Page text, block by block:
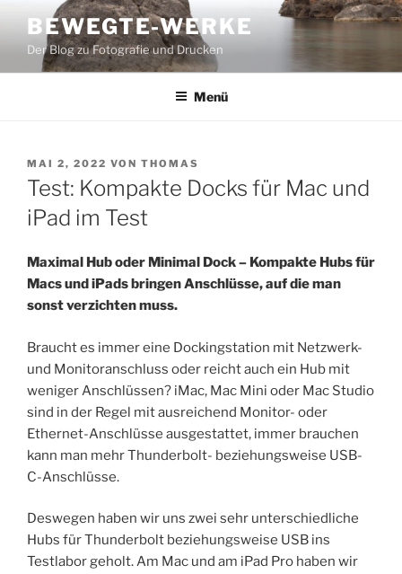
Inhalt
springen
BEWEGTE-WERKE
Der Blog zu Fotografie und Drucken
Menü
VERÖFFENTLICHT
AM
MAI 2, 2022 VON THOMAS
Test: Kompakte Docks für Mac und
iPad im Test
Maximal Hub oder Minimal Dock – Kompakte Hubs für
Macs und iPads bringen Anschlüsse, auf die man
sonst verzichten muss.
Braucht es immer eine Dockingstation mit Netzwerk-
und Monitoranschluss oder reicht auch ein Hub mit
weniger Anschlüssen? iMac, Mac Mini oder Mac Studio
sind in der Regel mit ausreichend Monitor- oder
Ethernet-Anschlüsse ausgestattet, immer brauchen
kann man mehr Thunderbolt- beziehungsweise USB-
C-Anschlüsse.
Deswegen haben wir uns zwei sehr unterschiedliche
Hubs für Thunderbolt beziehungsweise USB ins
Testlabor geholt. Am Mac und am iPad Pro haben wir